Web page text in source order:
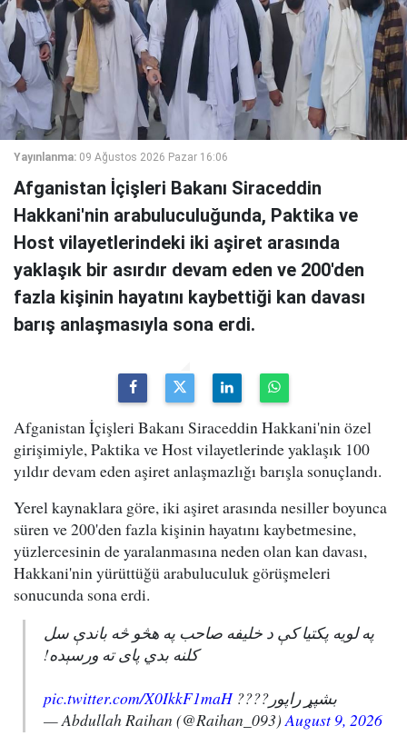
Yayınlanma: 09 Ağustos 2026 Pazar 16:06
Afganistan İçişleri Bakanı Siraceddin
Hakkani'nin arabuluculuğunda, Paktika ve
Host vilayetlerindeki iki aşiret arasında
yaklaşık bir asırdır devam eden ve 200'den
fazla kişinin hayatını kaybettiği kan davası
barış anlaşmasıyla sona erdi.
Afganistan İçişleri Bakanı Siraceddin Hakkani'nin özel
girişimiyle, Paktika ve Host vilayetlerinde yaklaşık 100
yıldır devam eden aşiret anlaşmazlığı barışla sonuçlandı.
Yerel kaynaklara göre, iki aşiret arasında nesiller boyunca
süren ve 200'den fazla kişinin hayatını kaybetmesine,
yüzlercesinin de yaralanmasına neden olan kan davası,
Hakkani'nin yürüttüğü arabuluculuk görüşmeleri
sonucunda sona erdi.
په لویه پکتیا کې د خلیفه صاحب په هڅو څه باندې سل
کلنه بدي پای ته ورسېده!
بشپړ راپور????pic.twitter.com/X0IkkF1maH
— Abdullah Raihan (@Raihan_093)August 9, 2026